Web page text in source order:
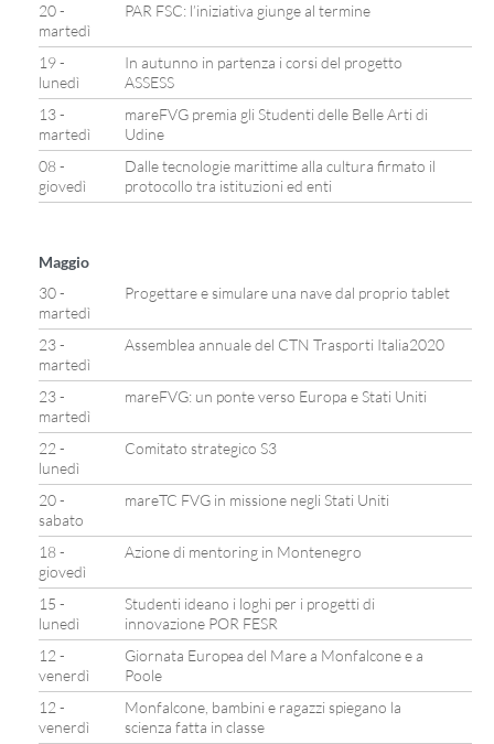
20 -
martedì
PAR FSC: l’iniziativa giunge al termine
19 -
lunedì
In autunno in partenza i corsi del progetto
ASSESS
13 -
martedì
mareFVG premia gli Studenti delle Belle Arti di
Udine
08 -
giovedì
Dalle tecnologie marittime alla cultura firmato il
protocollo tra istituzioni ed enti
Maggio
30 -
martedì
Progettare e simulare una nave dal proprio tablet
23 -
martedì
Assemblea annuale del CTN Trasporti Italia2020
23 -
martedì
mareFVG: un ponte verso Europa e Stati Uniti
22 -
lunedì
Comitato strategico S3
20 -
sabato
mareTC FVG in missione negli Stati Uniti
18 -
giovedì
Azione di mentoring in Montenegro
15 -
lunedì
Studenti ideano i loghi per i progetti di
innovazione POR FESR
12 -
venerdì
Giornata Europea del Mare a Monfalcone e a
Poole
12 -
venerdì
Monfalcone, bambini e ragazzi spiegano la
scienza fatta in classe